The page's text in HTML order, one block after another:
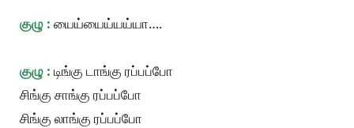
குழு : யைய்யைய்யய்யா….
குழு : டிங்கு டாங்கு ரப்பப்போ
சிங்கு சாங்கு ரப்பப்போ
சிங்கு லாங்கு ரப்பப்போ